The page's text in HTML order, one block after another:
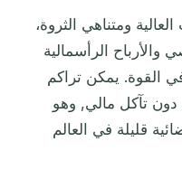
ومتناهي الثروة،
الرأسمالية
القوة. يمكن تراكم
دون تآكل مالي, وهو
قليلة في العالم